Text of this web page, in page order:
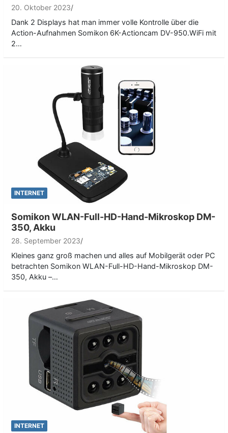
20. Oktober 2023
Dank 2 Displays hat man immer volle Kontrolle über die
Action-Aufnahmen Somikon 6K-Actioncam DV-950.WiFi mit
2…
INTERNET
Somikon WLAN-Full-HD-Hand-Mikroskop DM-
350, Akku
28. September 2023
Kleines ganz groß machen und alles auf Mobilgerät oder PC
betrachten Somikon WLAN-Full-HD-Hand-Mikroskop DM-
350, Akku –…
INTERNET